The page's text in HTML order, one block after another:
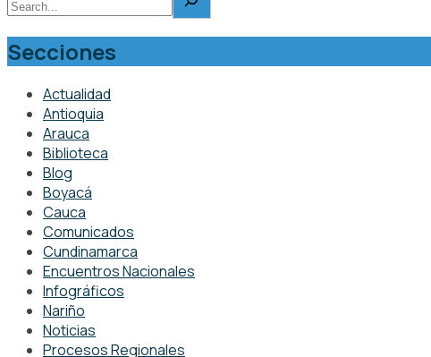
Secciones
Actualidad
Antioquia
Arauca
Biblioteca
Blog
Boyacá
Cauca
Comunicados
Cundinamarca
Encuentros Nacionales
Infográficos
Nariño
Noticias
Procesos Regionales